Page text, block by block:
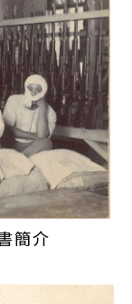
準備，編成
師團不同，這
也是日本最初
握中國東海的
故同年9月廢
縮減，並分別
別為臺北的
灣步兵第二聯
行，並對當時
簡介